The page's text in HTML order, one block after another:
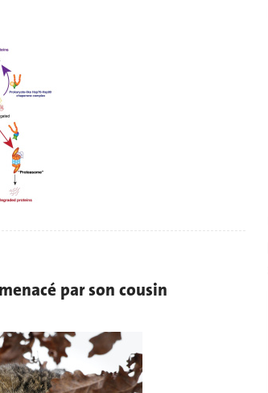
par son cousin